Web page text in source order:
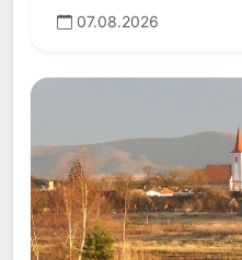
07.08.2026